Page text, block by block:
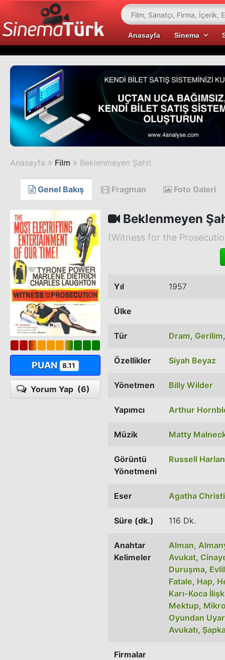
Anasayfa Sinema
Anasayfa Film Beklenmeyen Şahit
Genel Bakış Fragman Foto Galeri
PUAN 8.11
Yorum Yap (6)
Beklenmeyen
(Witness for the
Yıl 1957
Ülke
Tür Dram, Gerilim
Özellikler Siyah Beyaz
Yönetmen Billy Wilder
Yapımcı Arthur
Müzik Matty
Görüntü
Yönetmeni
Russell Harlan
Eser Agatha
Süre (dk.) 116 Dk.
Anahtar
Kelimeler
Alman,
Avukat,
Duruşma,
Fatale, Hap,
Karı-Koca
Mektup,
Oyundan
Avukatı,
Firmalar